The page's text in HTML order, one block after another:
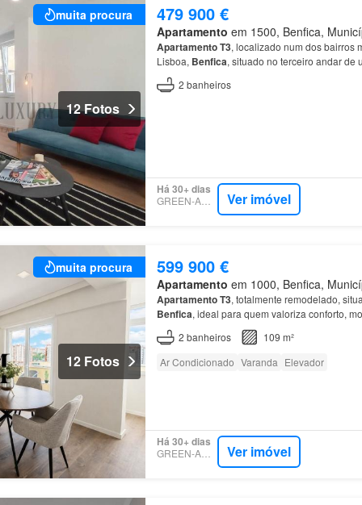
muita procura
12 Fotos
479 900 €
Apartamento em 1500, Benfica,
ApartamentoT3, localizado num dos bairros
Lisboa, Benfica, situado no terceiro andar de
2 banheiros
Há 30+ dias
GREEN-ACRES Ver imóvel
muita procura
12 Fotos
599 900 €
Apartamento em 1000, Benfica,
ApartamentoT3, totalmente remodelado,
Benfica, ideal para quem valoriza conforto,
dois elevadores.…
2 banheiros
109 m²
Ar Condicionado Varanda Elevador
Há 30+ dias
GREEN-ACRES Ver imóvel